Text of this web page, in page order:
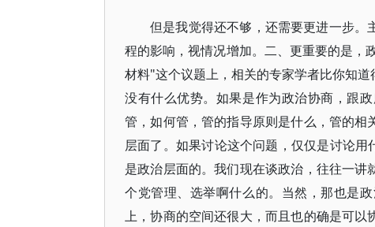
但是我觉得还不够，还需要更进一步。
程的影响，视情况增加。二、更重要的是
材料"这个议题上，相关的专家学者比你知
没有什么优势。如果是作为政治协商，跟
管，如何管，管的指导原则是什么，管的
层面了。如果讨论这个问题，仅仅是讨论
是政治层面的。我们现在谈政治，往往一
个党管理、选举啊什么的。当然，那也是
上，协商的空间还很大，而且也的确是可